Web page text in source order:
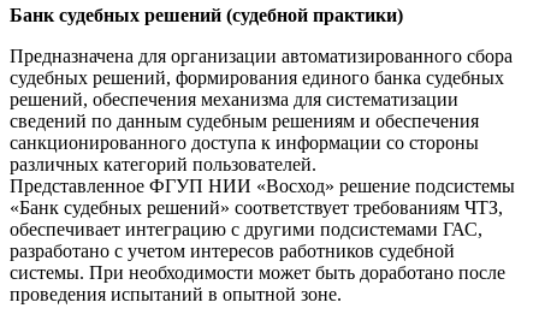
Банк судебных решений (судебной практики)
Предназначена для организации автоматизированного сбора
судебных решений, формирования единого банка судебных
решений, обеспечения механизма для систематизации
сведений по данным судебным решениям и обеспечения
санкционированного доступа к информации со стороны
различных категорий пользователей.
Представленное ФГУП НИИ «Восход» решение подсистемы
«Банк судебных решений» соответствует требованиям ЧТЗ,
обеспечивает интеграцию с другими подсистемами ГАС,
разработано с учетом интересов работников судебной
системы. При необходимости может быть доработано после
проведения испытаний в опытной зоне.